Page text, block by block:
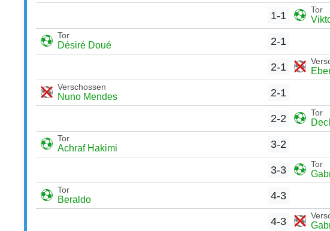
1-1 Tor
Tor
Désiré Doué 2-1
2-1
Verschossen
Nuno Mendes 2-1
2-2 Tor
Tor
Achraf Hakimi 3-2
3-3 Tor
Tor
Beraldo 4-3
4-3